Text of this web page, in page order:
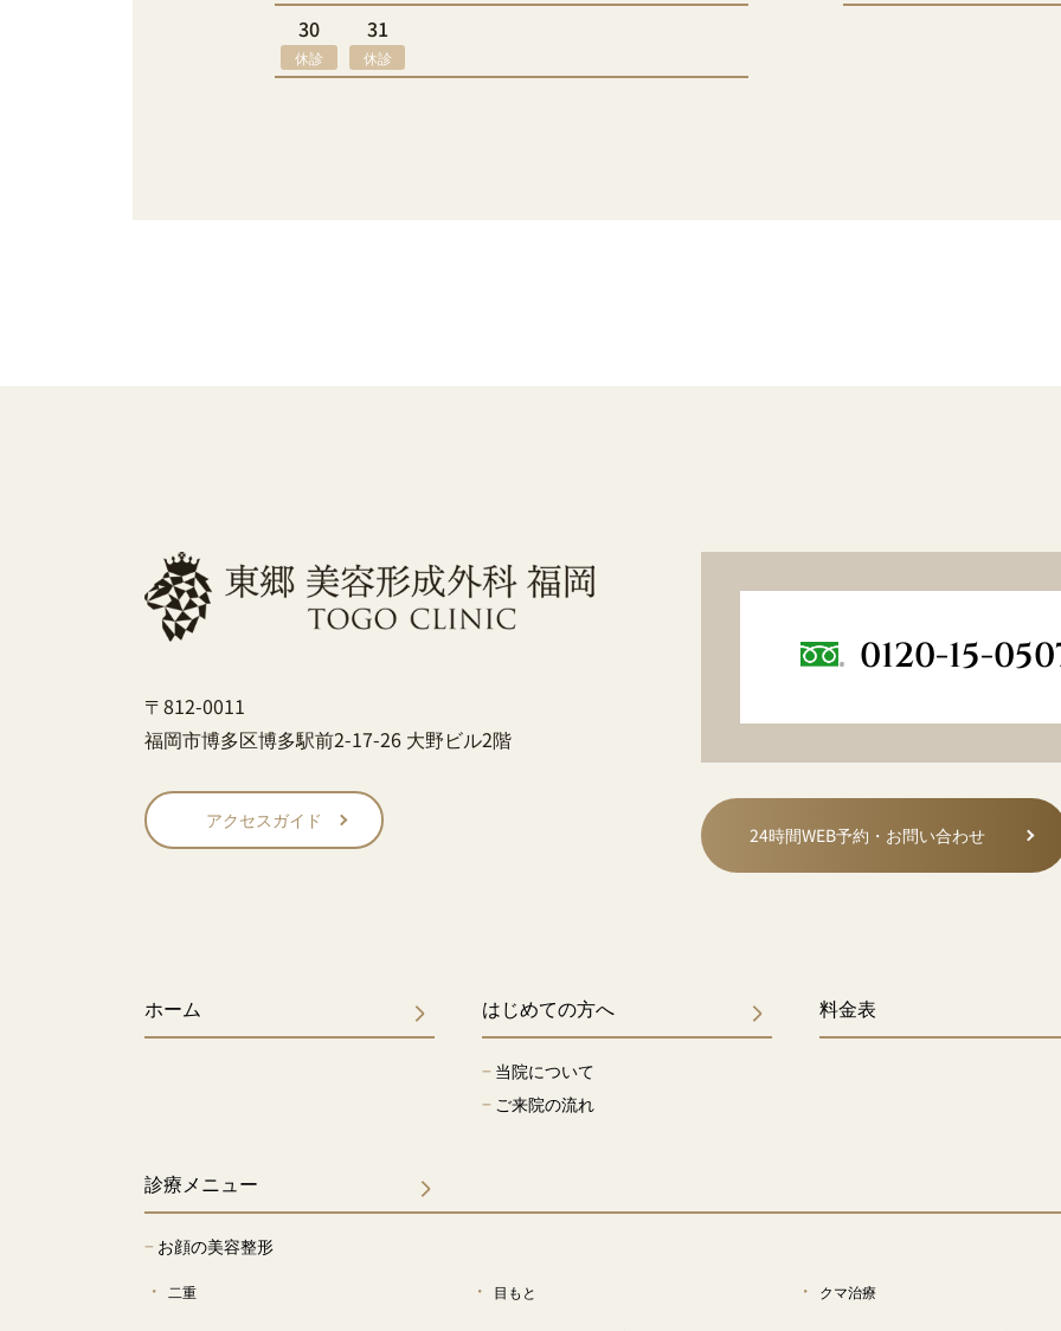
30
休診
31
休診
〒812-0011
福岡市博多区博多駅前2-17-26 大野ビル2階
アクセスガイド
0120-15-
24時間WEB予約・お問い合わせ
ホーム はじめての方へ
− 当院について
− ご来院の流れ
料金表
診療メニュー
− お顔の美容整形
二重 目もと クマ治療